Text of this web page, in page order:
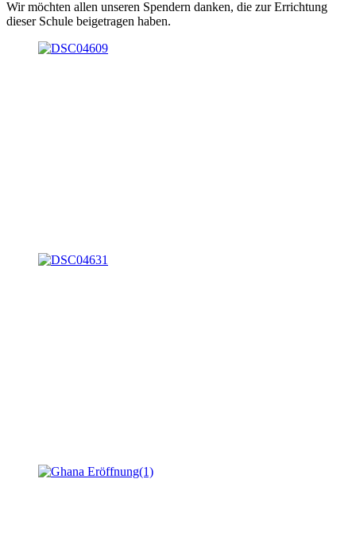
Wir möchten allen unseren Spendern danken, die zur Errichtung
dieser Schule beigetragen haben.